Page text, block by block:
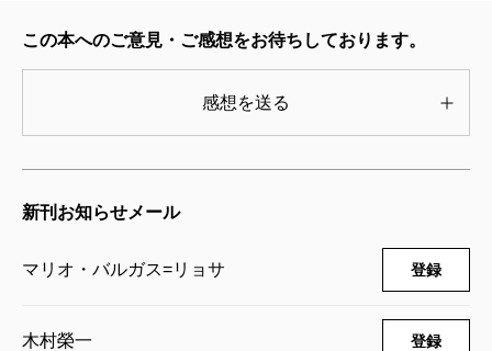
もつのでしょう。
れていた物語をよみがえらせている点も高く評価
される。彼は二十世紀の小説の技法を貪欲に取り
のしており、多岐にわたるその創作活動が高く評
価されて今回の受賞に結びついたのだろう。
（きむら・えいいち ラテンアメリカ文学者）
この本へのご意見・ご感想をお待ちしております。
感想を送る
新刊お知らせメール
マリオ・バルガス=リョサ 登録
木村榮一 登録